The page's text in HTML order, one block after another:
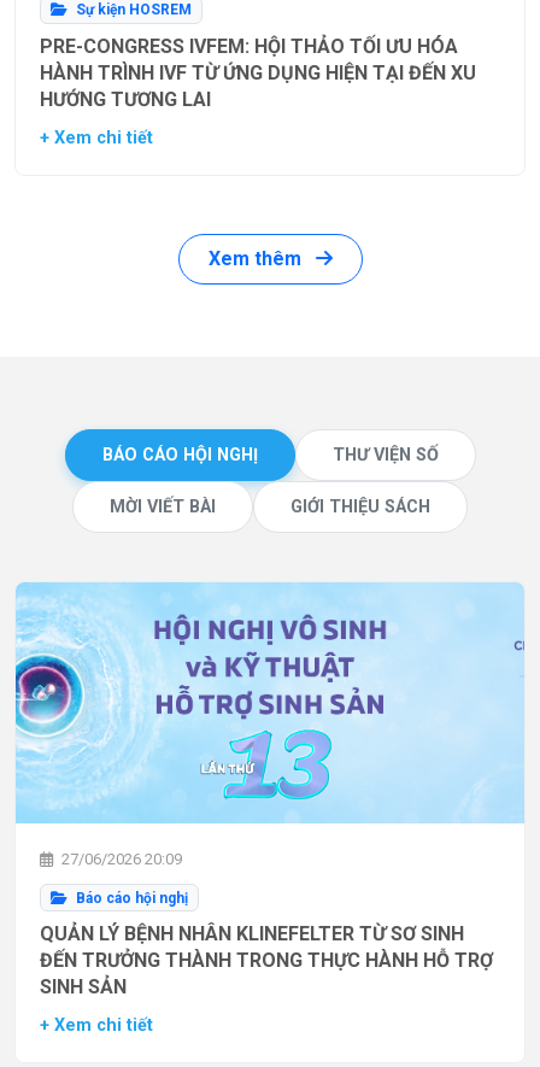
Sự kiện HOSREM
PRE-CONGRESS IVFEM: HỘI THẢO TỐI ƯU HÓA
HÀNH TRÌNH IVF TỪ ỨNG DỤNG HIỆN TẠI ĐẾN XU
HƯỚNG TƯƠNG LAI
+ Xem chi tiết
Xem thêm
BÁO CÁO HỘI NGHỊ THƯ VIỆN SỐ
MỜI VIẾT BÀI GIỚI THIỆU SÁCH
27/06/2026 20:09
Báo cáo hội nghị
QUẢN LÝ BỆNH NHÂN KLINEFELTER TỪ SƠ SINH
ĐẾN TRƯỞNG THÀNH TRONG THỰC HÀNH HỖ TRỢ
SINH SẢN
+ Xem chi tiết